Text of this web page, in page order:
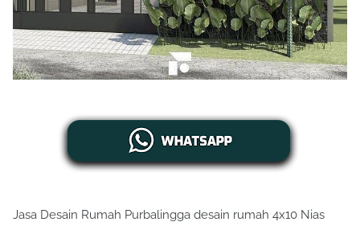
Jasa Desain Rumah Purbalingga desain rumah 4x10 Nias